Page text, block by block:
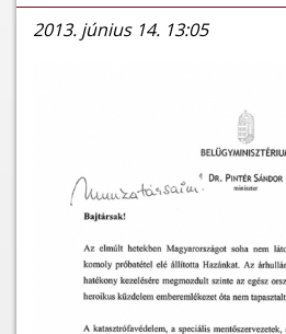
2013. június 14. 13:05